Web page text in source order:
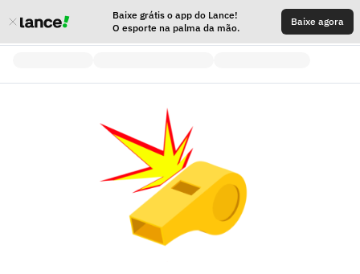
Baixe grátis o app do Lance!
O esporte na palma da mão.
Baixe agora